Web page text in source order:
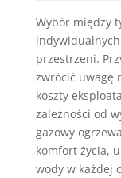
Wybór między
przestrzeni.
zwrócić uwagę
koszty
zależności od
gazowy
komfort życia,
wody w każdej